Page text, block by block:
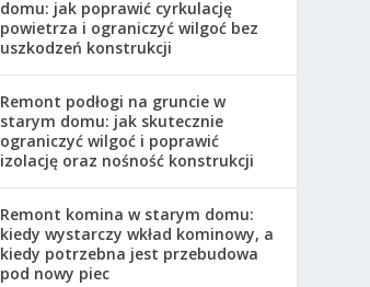
domu: jak poprawić cyrkulację
powietrza i ograniczyć wilgoć bez
uszkodzeń konstrukcji
Remont podłogi na gruncie w
starym domu: jak skutecznie
ograniczyć wilgoć i poprawić
izolację oraz nośność konstrukcji
Remont komina w starym domu:
kiedy wystarczy wkład kominowy, a
kiedy potrzebna jest przebudowa
pod nowy piec